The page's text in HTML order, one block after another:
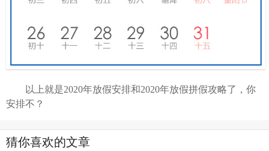
以上就是2020年放假安排和2020年放假拼假攻略了，你
安排不？
猜你喜欢的文章